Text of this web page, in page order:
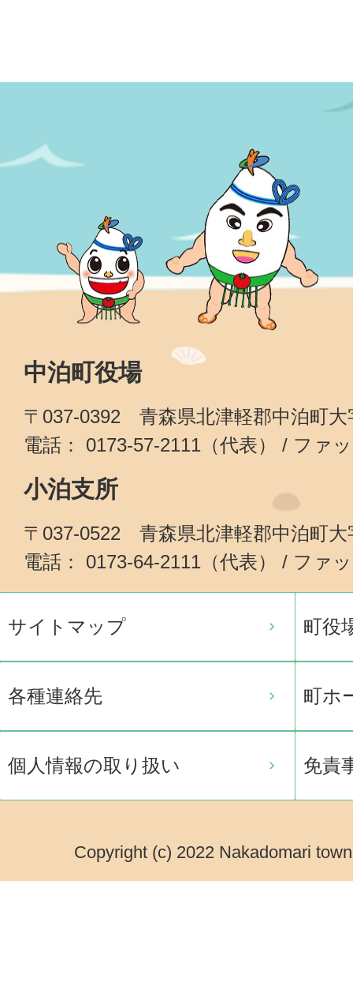
中泊町役場
〒037-0392 青森県北津軽郡中泊町大
電話： 0173-57-2111（代表） / ファ
小泊支所
〒037-0522 青森県北津軽郡中泊町大
電話： 0173-64-2111（代表） / ファ
サイトマップ 町役
各種連絡先 町ホ
個人情報の取り扱い 免責
Copyright (c) 2022 Nakadomari